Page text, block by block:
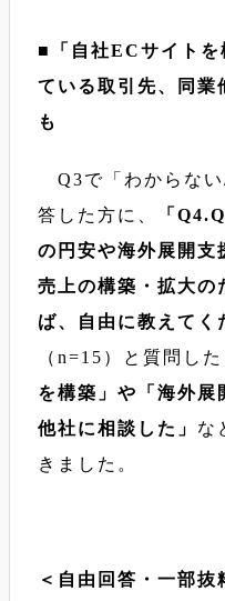
■「自社ECサイトを
ている取引先、同業
も
Q3で「わからな
答した方に、
「
の円安や海外展開支
売上の構築・拡大の
ば、自由に教えてく
（n=15）と質問した
を構築」や「海外展
他社に相談した」 な
きました。
＜自由回答・一部抜